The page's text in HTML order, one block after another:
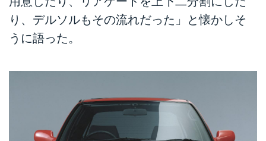
り、デルソルもその流れだった」と懐かしそ
うに語った。